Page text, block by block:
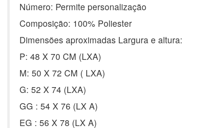
Número: Permite personalização
Composição: 100% Poliester
Dimensões aproximadas Largura e altura:
P: 48 X 70 CM (LXA)
M: 50 X 72 CM ( LXA)
G: 52 X 74 (LXA)
GG : 54 X 76 (LX A)
EG : 56 X 78 (LX A)